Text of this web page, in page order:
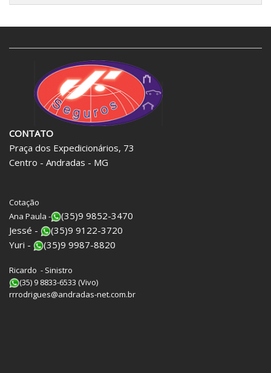
CONTATO
Praça dos Expedicionários, 73
Centro - Andradas - MG
Cotação
Ana Paula -
(35)9 9852-3470
Jessé -
(35)9 9122-3720
Yuri -
(35)9 9987-8820
Ricardo - Sinistro
(35) 9 8833-6533 (Vivo)
rrrodrigues@andradas-net.com.br